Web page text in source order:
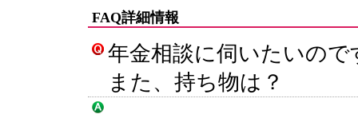
FAQ詳細情報
年金相談に伺いたいの
また、持ち物は？